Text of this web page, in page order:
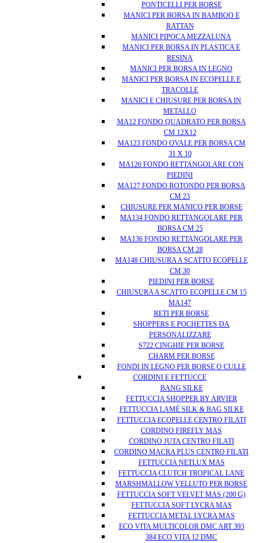
PONTICELLI PER BORSE
MANICI PER BORSA IN BAMBOO E
RATTAN
MANICI PIPOCA MEZZALUNA
MANICI PER BORSA IN PLASTICA E
RESINA
MANICI PER BORSA IN LEGNO
MANICI PER BORSA IN ECOPELLE E
TRACOLLE
MANICI E CHIUSURE PER BORSA IN
METALLO
MA12 FONDO QUADRATO PER BORSA
CM 12X12
MA123 FONDO OVALE PER BORSA CM
31 X 10
MA126 FONDO RETTANGOLARE CON
PIEDINI
MA127 FONDO ROTONDO PER BORSA
CM 23
CHIUSURE PER MANICO PER BORSE
MA134 FONDO RETTANGOLARE PER
BORSA CM 25
MA136 FONDO RETTANGOLARE PER
BORSA CM 28
MA148 CHIUSURA A SCATTO ECOPELLE
CM 30
PIEDINI PER BORSE
CHIUSURA A SCATTO ECOPELLE CM 15
MA147
RETI PER BORSE
SHOPPERS E POCHETTES DA
PERSONALIZZARE
S722 CINGHIE PER BORSE
CHARM PER BORSE
FONDI IN LEGNO PER BORSE O CULLE
CORDINI E FETTUCCE
BANG SILKE
FETTUCCIA SHOPPER BY ARVIER
FETTUCCIA LAMÈ SILK & BAG SILKE
FETTUCCIA ECOPELLE CENTRO FILATI
CORDINO FIREFLY MAS
CORDINO JUTA CENTRO FILATI
CORDINO MACRA PLUS CENTRO FILATI
FETTUCCIA NETLUX MAS
FETTUCCIA CLUTCH TROPICAL LANE
MARSHMALLOW VELLUTO PER BORSE
FETTUCCIA SOFT VELVET MAS (200 G)
FETTUCCIA SOFT LYCRA MAS
FETTUCCIA METAL LYCRA MAS
ECO VITA MULTICOLOR DMC ART 393
384 ECO VITA 12 DMC